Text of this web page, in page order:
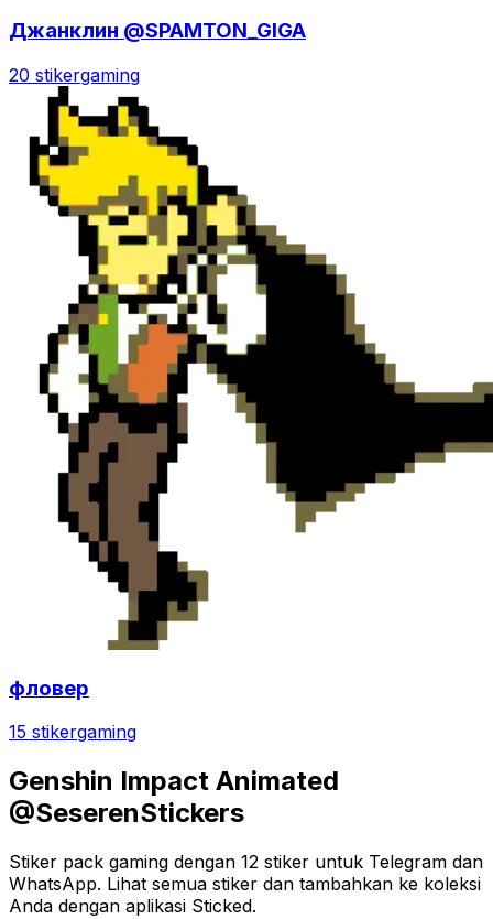
Джанклин @SPAMTON_GIGA
20 stikergaming
фловер
15 stikergaming
Genshin Impact Animated
@SeserenStickers
Stiker pack gaming dengan 12 stiker untuk Telegram dan
WhatsApp. Lihat semua stiker dan tambahkan ke koleksi
Anda dengan aplikasi Sticked.